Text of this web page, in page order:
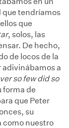
que tendríamos
que
, solos, las
De hecho,
de locos de la
adivinábamos a
so few did so
forma de
que Peter
su
como nuestro